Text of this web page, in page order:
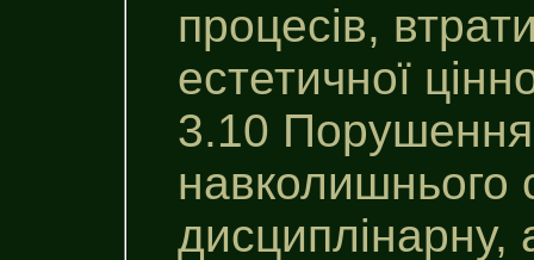
процесів,
естетичної
3.10
навколишнього
дисциплінарну,